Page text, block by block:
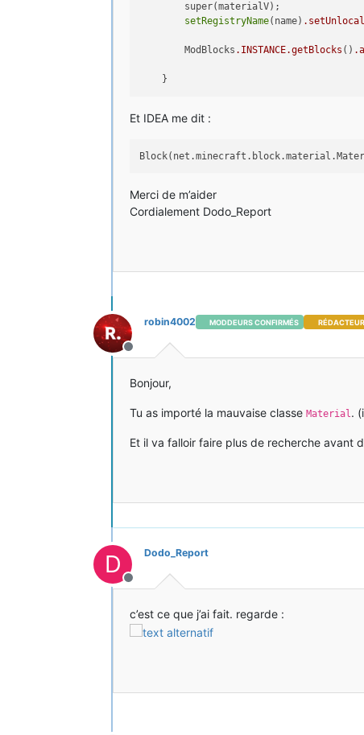
        super(materialV);
setRegistryName(name)
        ModBlocks
.INSTANCE.getBlocks ()
Et IDEA me dit :
Merci de m’aider
Cordialement Dodo_Report
Hors-ligne
robin4002 MODDEURS CONFIRMÉS
Bonjour,
Tu as importé la mauvaise classe Material.
Et il va falloir faire plus de recherche avant
D
Hors-ligne
Dodo_Report
c’est ce que j’ai fait. regarde :